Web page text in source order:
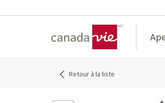
Retour à la liste